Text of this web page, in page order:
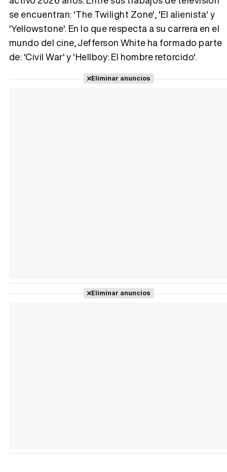
Tráiler 'Vida perra' (2026)
se encuentran: 'The Twilight Zone', 'El alienista' y
'Yellowstone'. En lo que respecta a su carrera en el
mundo del cine, Jefferson White ha formado parte
de: 'Civil War' y 'Hellboy: El hombre retorcido'.
Eliminar anuncios
Eliminar anuncios